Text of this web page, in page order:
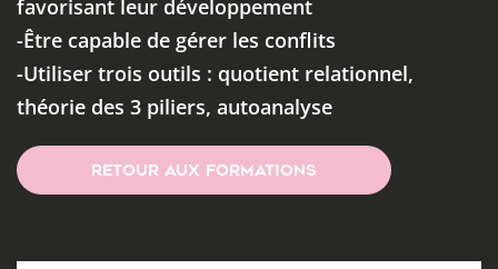
favorisant leur développement
-Être capable de gérer les conflits
-Utiliser trois outils : quotient relationnel,
théorie des 3 piliers, autoanalyse
RETOUR AUX FORMATIONS